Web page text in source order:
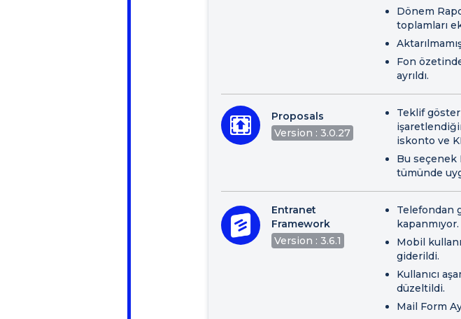
Dönem
toplamları
Fon
ayrıldı.
Proposals
Version : 3.0.27
Teklif
iskonto ve
Bu seçenek
tümünde
Entranet
Framework
Version : 3.6.1
Telefondan
kapanmıyor.
Mobil
giderildi.
Kullanıcı
düzeltildi.
Mail Form